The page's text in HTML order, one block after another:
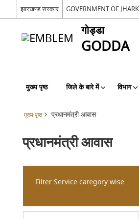
झारखण्ड सरकार GOVERNMENT OF
गोड्डा
GODDA
मुख्य पृष्ठ जिले के बारे में विभाग
मुख्य पृष्ठ प्रधानमंत्री आवास
प्रधानमंत्री आवास
Filter Service category wise